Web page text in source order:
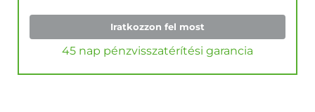
Iratkozzon fel most
45 nap pénzvisszatérítési garancia